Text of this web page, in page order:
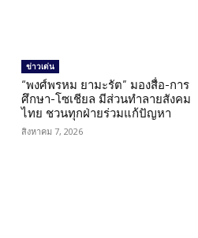
ข่าวเด่น
“พงศ์พรหม ยามะรัต” มองสื่อ-การ
ศึกษา-โซเชียล มีส่วนทำลายสังคม
ไทย ชวนทุกฝ่ายร่วมแก้ปัญหา
สิงหาคม 7, 2026